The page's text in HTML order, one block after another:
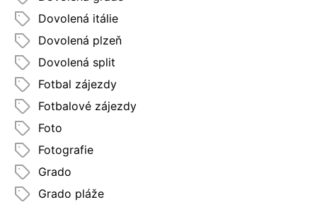
Dovolená itálie
Dovolená plzeň
Dovolená split
Fotbal zájezdy
Fotbalové zájezdy
Foto
Fotografie
Grado
Grado pláže